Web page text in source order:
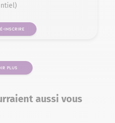
INSCRIRE
PLUS
aussi vous